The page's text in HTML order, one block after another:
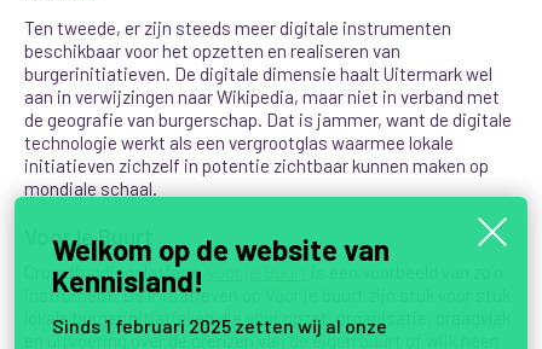
Ten tweede, er zijn steeds meer digitale instrumenten
beschikbaar voor het opzetten en realiseren van
burgerinitiatieven. De digitale dimensie haalt Uitermark wel
aan in verwijzingen naar Wikipedia, maar niet in verband met
de geografie van burgerschap. Dat is jammer, want de digitale
technologie werkt als een vergrootglas waarmee lokale
initiatieven zichzelf in potentie zichtbaar kunnen maken op
mondiale schaal.
Voor je Buurt
Crowdfundingplatform
instrument. De initiatieven op Voor je buurt zijn stuk voor stuk
lokale burgerinitiatieven die voor opzet, organisatie, draagvlak
en uitvoering over de grenzen van de eigen buurt of wijk heen
Welkom op de website van
Kennisland!
Sinds 1 februari 2025 zetten wij al onze